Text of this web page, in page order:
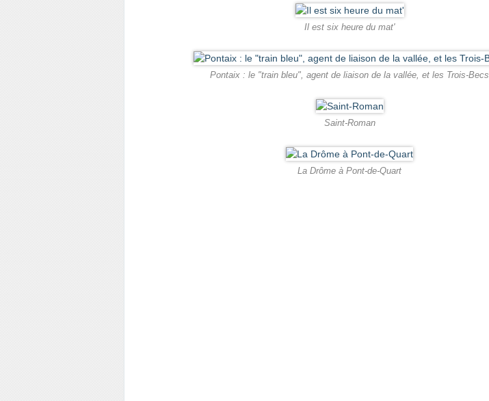
Il est six heure du mat'
Pontaix : le "train bleu", agent de liaison de la vallée, et les Trois-Becs
Saint-Roman
La Drôme à Pont-de-Quart